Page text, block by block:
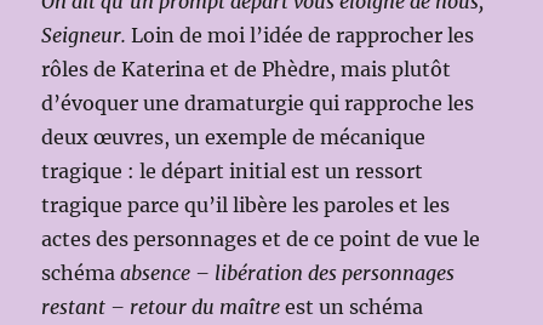
Seigneur.Loin de moi l’idée de rapprocher les
rôles de Katerina et de Phèdre, mais plutôt
d’évoquer une dramaturgie qui rapproche les
deux œuvres, un exemple de mécanique
tragique : le départ initial est un ressort
tragique parce qu’il libère les paroles et les
actes des personnages et de ce point de vue le
schémaabsence – libération des personnages
restant – retour du maître est un schéma